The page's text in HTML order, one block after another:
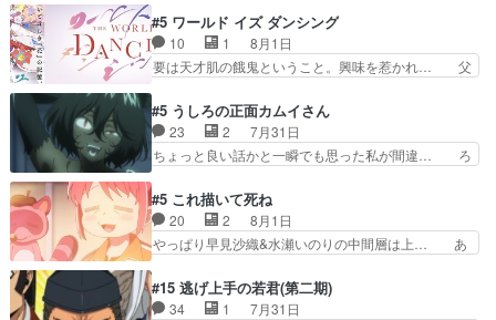
らっしゃるからかしらお顔が… 黒絵「怪獣に憧れ
るのはいいけど自分自身が… 素の自分はどちらな
のかはまだ不明だが見せ…
ラが悪魔すぎて気分が悪くなってきたこ… 声優ま
とめました(７話まで)仲町あられ/… ビオラの策略
がバッチリ嵌って最高wwwこ… 自信あれば評価
なんて気にしないし、充実し… ・バーチャルだけ
け？と思ったら歌唱シーン… の、らいぶシーン
＿!!­­--­­--­… それだけでええやん！！しかし、ビオラ
が仕…
#5 ワールド イズ ダンシング
10 1
8月1日
要は天才肌の餓鬼ということ。興味を惹かれ… 父
の鬼夜叉と田楽の増次郎。小さないざこ… 着眼点
は良くとも、先鋭的すぎるのか。芸能… 鬼夜叉は
石也と共に観世座をあとにし、三条… 観世座を離
れ、三条坊門御所で日々を送る鬼… 「お前(鬼夜
子舞勝負。鬼夜叉は猫の動き… 登場人物の我が強
い。新しい獅子舞に拘って… 第５話を
primevideoで視聴しまし…
#5 うしろの正面カムイさん
23 2
7月31日
ちょっと良い話かと一瞬でも思った私が間違… ろ
も1日お疲れ様でした～───昨晩～今… 幼女に拾
われたお市ちゃんの恩返し。化け猫… 役にて出演
させていただきました。ジョアン… トイ・ストー
リーみたいな始まり。流石に除… 猫相手になんで
し良い話化け猫は油が好物… 今回はあかやし1体
のみで15分。金持ちの… 今更だけど霊が性行為
#5 これ描いて死ね
20 2
8月1日
やっぱり早見沙織&水瀬いのりの中間層は上… あ
人物が増えてわいわいしたところが好き… 初コミ
ティアで２０冊刷りは妥当だよね。俺… 藤森さん
#15 逃げ上手の若君(第二期)
34 1
7月31日